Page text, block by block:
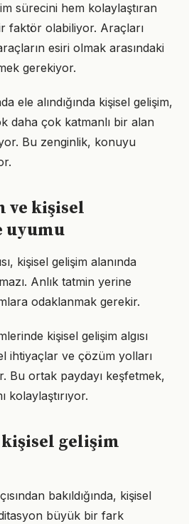
sürecini hem kolaylaştıran
faktör olabiliyor. Araçları
esiri olmak arasındaki
gerekiyor.
ele alındığında kişisel gelişim,
daha çok katmanlı bir alan
Bu zenginlik, konuyu
ve kişisel
uyumu
kişisel gelişim alanında
Anlık tatmin yerine
odaklanmak gerekir.
kişisel gelişim algısı
ihtiyaçlar ve çözüm yolları
Bu ortak paydayı keşfetmek,
kolaylaştırıyor.
gelişim
bakıldığında, kişisel
büyük bir fark